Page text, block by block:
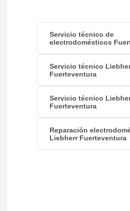
Servicio técnico de
electrodomésticos
Servicio técnico
Fuerteventura
Servicio técnico
Fuerteventura
Reparación
Liebherr Fuerteventura